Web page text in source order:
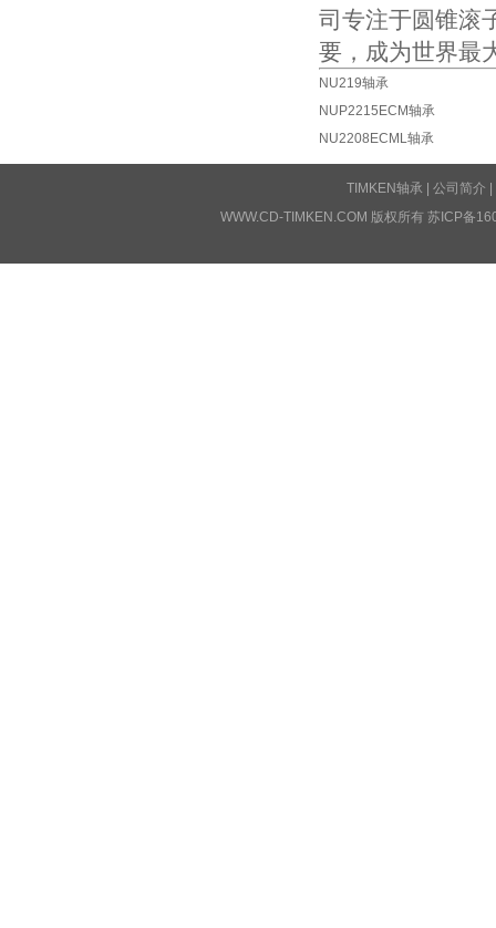
司专注于圆锥滚
要，成为世界
NU219轴承
NUP2215ECM轴承
NU2208ECML轴承
TIMKEN轴承 公司简介
WWW.CD-TIMKEN.COM 版权所有 苏ICP备